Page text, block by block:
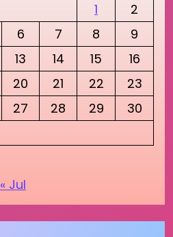
1
2
6 7 8
9
13 14 15
16
20 21 22
23
27 28 29
30
« Jul